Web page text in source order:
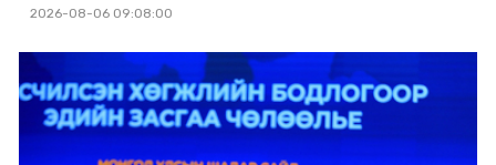
2026-08-06 09:08:00